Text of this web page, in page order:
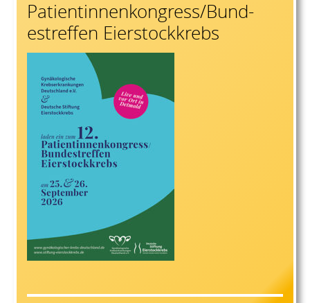
Patientinnenkongress/Bund-
estreffen Eierstockkrebs